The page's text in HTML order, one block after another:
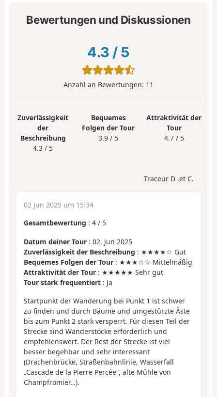
Bewertungen und Diskussionen
4.3 / 5
Anzahl an Bewertungen: 11
Zuverlässigkeit
der
Beschreibung
4.3 / 5
Bequemes
Folgen der Tour
3.9 / 5
Attraktivität der
Tour
4.7 / 5
Traceur D .et C.
02 Jun 2025 um 15:34
Gesamtbewertung : 4 / 5
Datum deiner Tour : 02. Jun 2025
Zuverlässigkeit der Beschreibung : ★★★★☆ Gut
Bequemes Folgen der Tour : ★★★☆☆ Mittelmäßig
Attraktivität der Tour : ★★★★★ Sehr gut
Tour stark frequentiert : Ja
Startpunkt der Wanderung bei Punkt 1 ist schwer
zu finden und durch Bäume und umgestürzte Äste
bis zum Punkt 2 stark versperrt. Für diesen Teil der
Strecke sind Wanderstöcke erforderlich und
empfehlenswert. Der Rest der Strecke ist viel
besser begehbar und sehr interessant
(Drachenbrücke, Straßenbahnlinie, Wasserfall
„Cascade de la Pierre Percée“, alte Mühle von
Champfromier…).